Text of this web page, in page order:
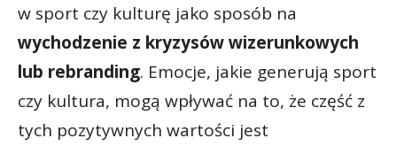
w sport czy kulturę jako sposób na
wychodzenie z kryzysów wizerunkowych
lub rebranding. Emocje, jakie generują sport
czy kultura, mogą wpływać na to, że część z
tych pozytywnych wartości jest